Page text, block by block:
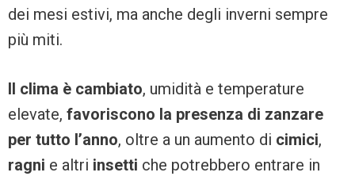
dei mesi estivi, ma anche degli inverni sempre
più miti.
Il clima è cambiato, umidità e temperature
elevate, favoriscono la presenza di zanzare
per tutto l’anno, oltre a un aumento di cimici,
ragni e altri insetti che potrebbero entrare in